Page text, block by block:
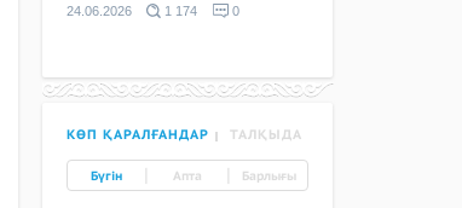
24.06.2026 1 174 0
КӨП ҚАРАЛҒАНДАР ТАЛҚЫДА
Бүгін Апта Барлығы